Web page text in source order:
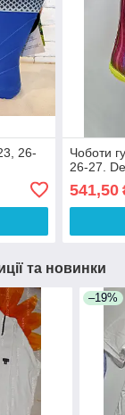
26-
Чоботи
26-27.
541,50
та новинки
–19%